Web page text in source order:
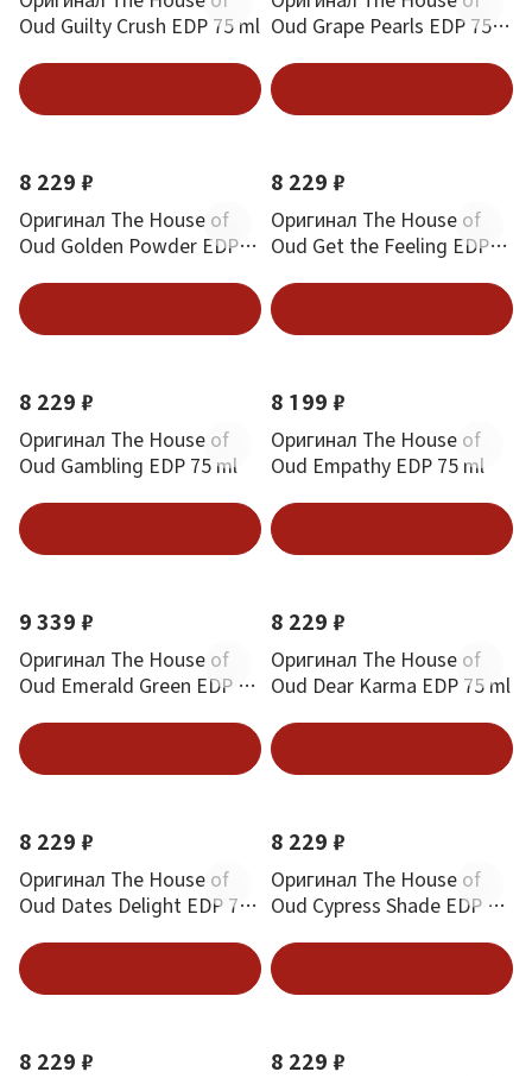
Oud Guilty Crush EDP 75 ml Oud Grape Pearls EDP 75
8 229 ₽
Оригинал The House of
Oud Golden Powder EDP
8 229 ₽
Оригинал The House of
Oud Get the Feeling EDP
8 229 ₽
Оригинал The House of
Oud Gambling EDP 75 ml
8 199 ₽
Оригинал The House of
Oud Empathy EDP 75 ml
9 339 ₽
Оригинал The House of
Oud Emerald Green EDP 75
8 229 ₽
Оригинал The House of
Oud Dear Karma EDP 75 ml
8 229 ₽
Оригинал The House of
Oud Dates Delight EDP 75
8 229 ₽
Оригинал The House of
Oud Cypress Shade EDP 75
8 229 ₽ 8 229 ₽